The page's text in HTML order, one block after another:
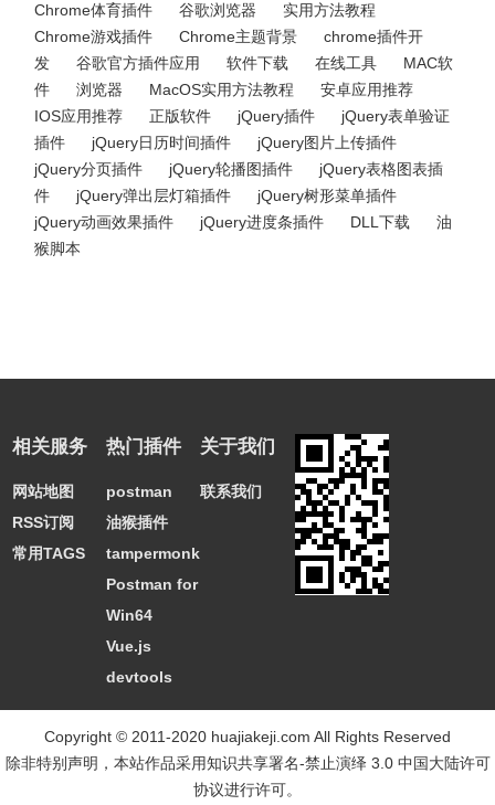
Chrome体育插件
谷歌浏览器
实用方法教程
Chrome游戏插件
Chrome主题背景
chrome插件开
发
谷歌官方插件应用 软件下载 在线工具
MAC软
件
浏览器 MacOS实用方法教程
安卓应用推荐
IOS应用推荐
正版软件 jQuery插件
jQuery表单验证
插件
jQuery日历时间插件
jQuery图片上传插件
jQuery分页插件
jQuery轮播图插件
jQuery表格图表插
件
jQuery弹出层灯箱插件
jQuery树形菜单插件
jQuery动画效果插件
jQuery进度条插件 DLL下载
油
猴脚本
相关服务
网站地图
RSS订阅
常用TAGS
热门插件
postman
油猴插件
tampermonkey
Postman for
Win64
Vue.js
devtools
关于我们
联系我们
Copyright © 2011-2020 huajiakeji.com All Rights Reserved
除非特别声明，本站作品采用知识共享署名-禁止演绎 3.0 中国大陆许可
协议进行许可。